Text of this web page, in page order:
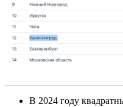
В 2024 году